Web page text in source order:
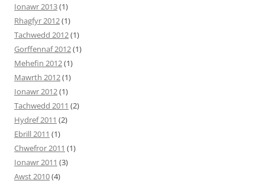
Ionawr 2013(1)
Rhagfyr 2012(1)
Tachwedd 2012(1)
Gorffennaf 2012(1)
Mehefin 2012(1)
Mawrth 2012(1)
Ionawr 2012(1)
Tachwedd 2011 (2)
Hydref 2011 (2)
Ebrill 2011 (1)
Chwefror 2011 (1)
Ionawr 2011 (3)
Awst 2010(4)